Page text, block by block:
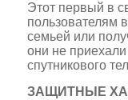
Этот первый в
пользователям
семьей или
они не
спутникового
ЗАЩИТНЫЕ